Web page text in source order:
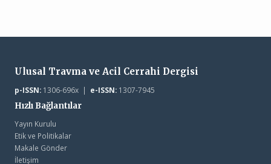
Ulusal Travma ve Acil Cerrahi Dergisi
p-ISSN:1306-696x | e-ISSN:1307-7945
Hızlı Bağlantılar
Yayın Kurulu
Etik ve Politikalar
Makale Gönder
İletişim